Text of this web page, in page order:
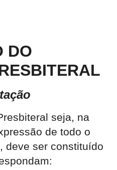
DO
seja, na
de todo o
deve ser constituído